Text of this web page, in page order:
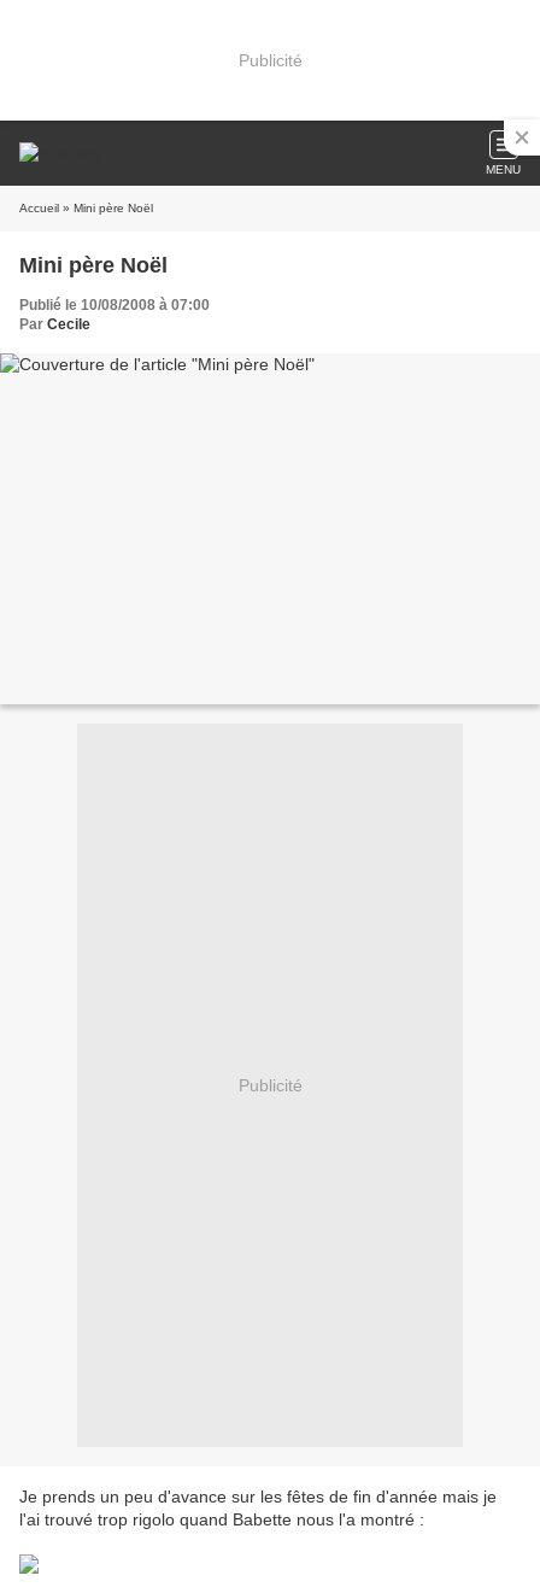
Publicité
MENU
Accueil » Mini père Noël
Mini père Noël
Publié le 10/08/2008 à 07:00
Par Cecile
Publicité
Je prends un peu d'avance sur les fêtes de fin d'année mais je
l'ai trouvé trop rigolo quand Babette nous l'a montré :